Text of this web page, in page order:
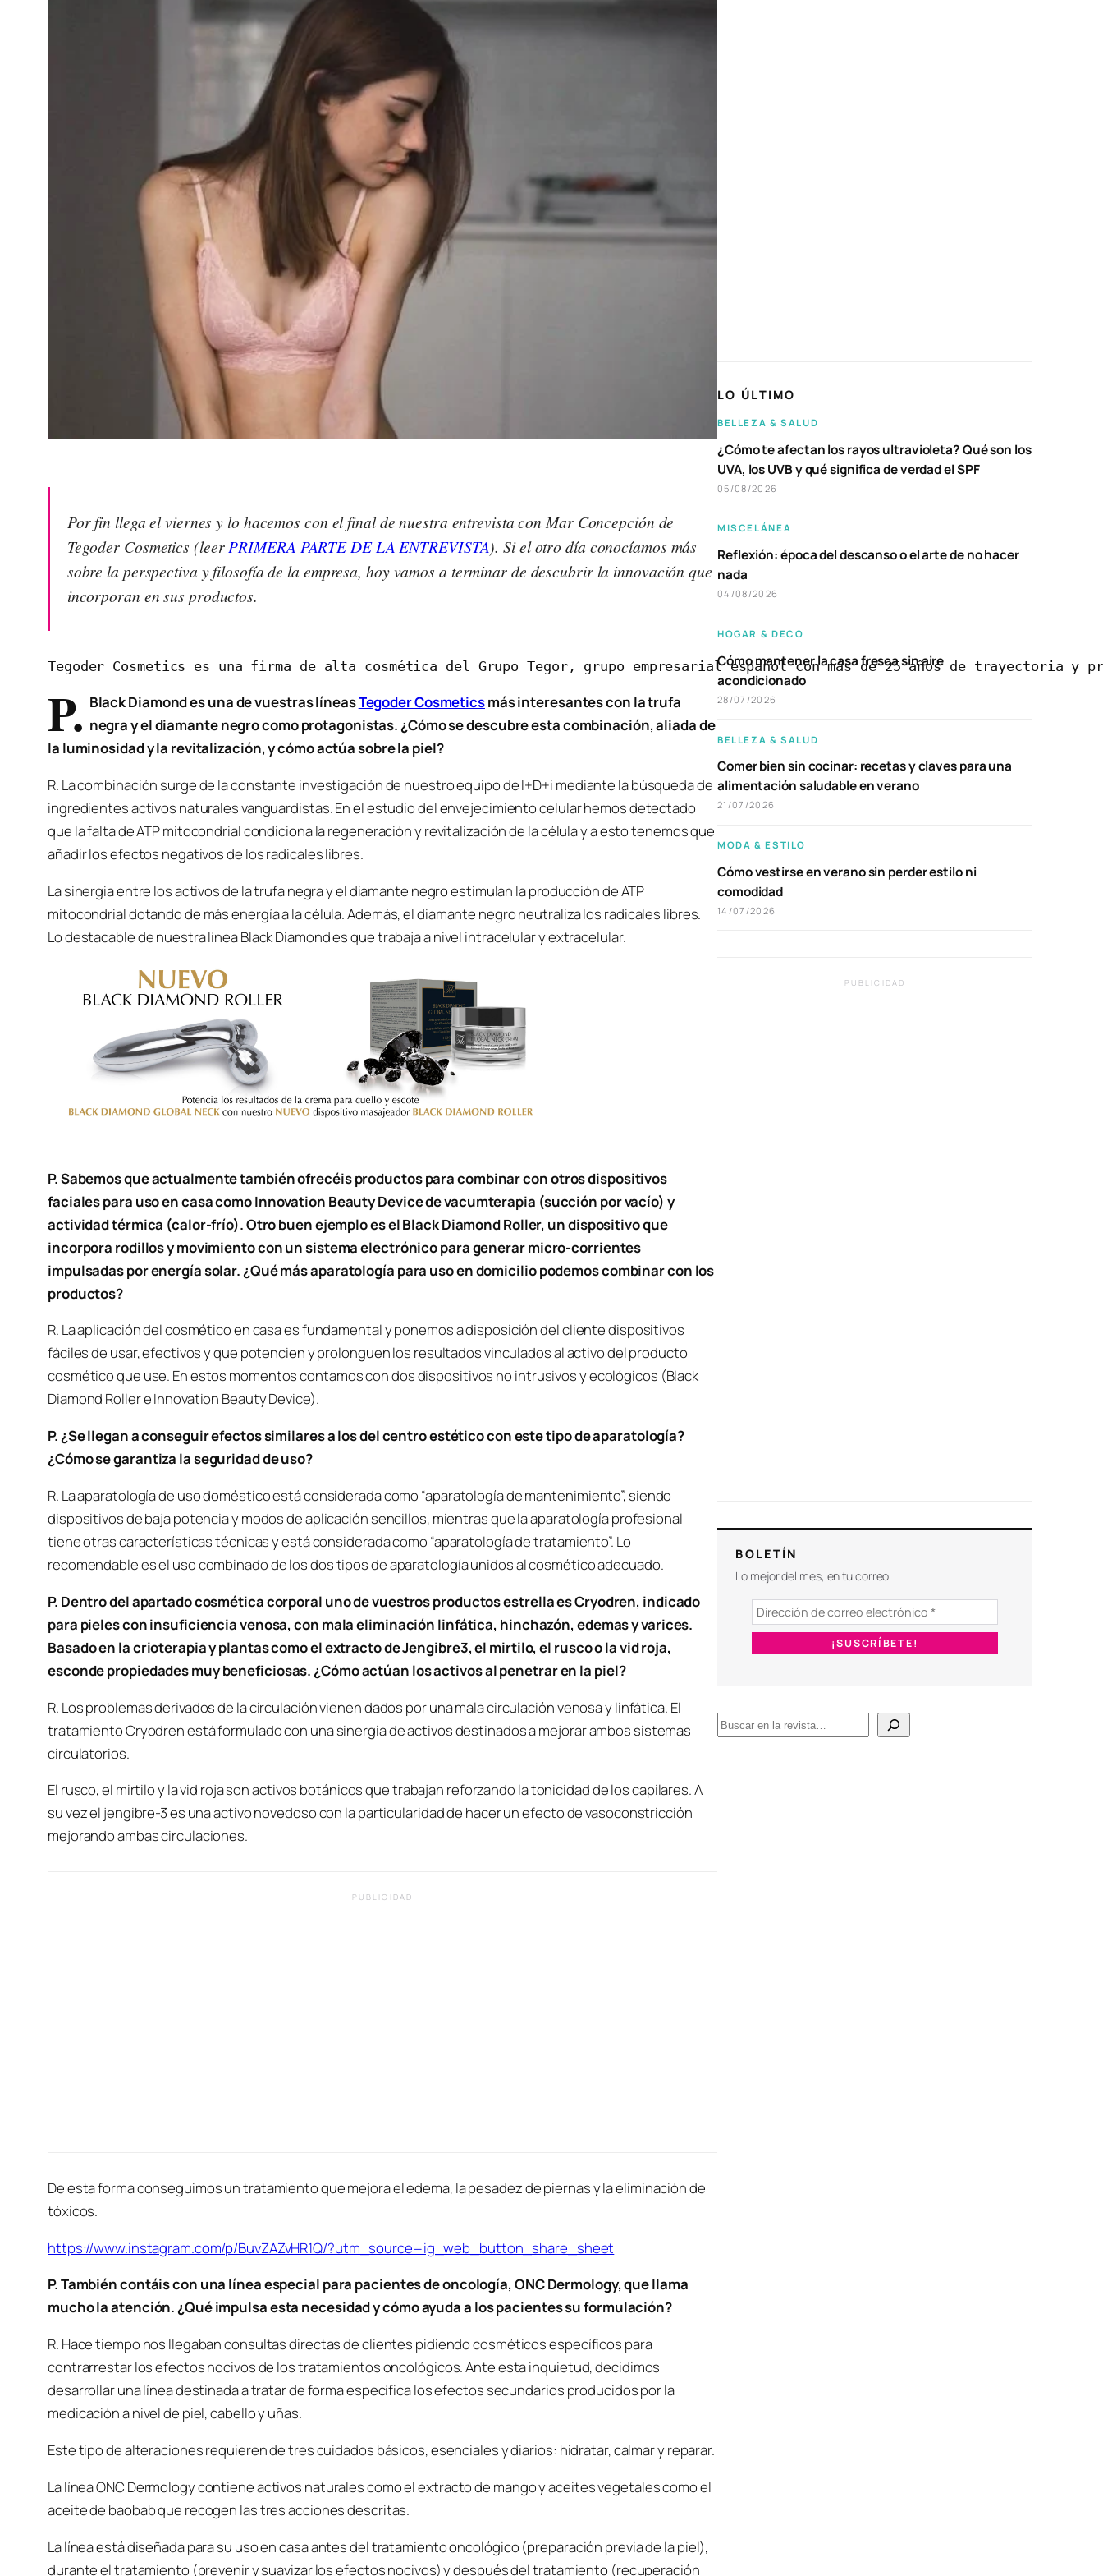
Por fin llega el viernes y lo hacemos con el final de nuestra entrevista con Mar Concepción de
Tegoder Cosmetics (leerPRIMERA PARTE DE LA ENTREVISTA). Si el otro día conocíamos más
sobre la perspectiva y filosofía de la empresa, hoy vamos a terminar de descubrir la innovación que
incorporan en sus productos.
Tegoder Cosmetics es una firma de alta cosmética del Grupo Tegor, grupo empresarial español con más de 25 años de
P. Black Diamond es una de vuestras líneasTegoder Cosmeticsmás interesantes con la trufa
negra y el diamante negro como protagonistas. ¿Cómo se descubre esta combinación, aliada de
la luminosidad y la revitalización, y cómo actúa sobre la piel?
R. La combinación surge de la constante investigación de nuestro equipo de I+D+i mediante la búsqueda de
ingredientes activos naturales vanguardistas. En el estudio del envejecimiento celular hemos detectado
que la falta de ATP mitocondrial condiciona la regeneración y revitalización de la célula y a esto tenemos que
añadir los efectos negativos de los radicales libres.
La sinergia entre los activos de la trufa negra y el diamante negro estimulan la producción de ATP
mitocondrial dotando de más energía a la célula. Además, el diamante negro neutraliza los radicales libres.
Lo destacable de nuestra línea Black Diamond es que trabaja a nivel intracelular y extracelular.
P. Sabemos que actualmente también ofrecéis productos para combinar con otros dispositivos
faciales para uso en casa como Innovation Beauty Device de vacumterapia (succión por vacío) y
actividad térmica (calor-frío). Otro buen ejemplo es el Black Diamond Roller, un dispositivo que
incorpora rodillos y movimiento con un sistema electrónico para generar micro-corrientes
impulsadas por energía solar. ¿Qué más aparatología para uso en domicilio podemos combinar con los
productos?
R. La aplicación del cosmético en casa es fundamental y ponemos a disposición del cliente dispositivos
fáciles de usar, efectivos y que potencien y prolonguen los resultados vinculados al activo del producto
cosmético que use. En estos momentos contamos con dos dispositivos no intrusivos y ecológicos (Black
Diamond Roller e Innovation Beauty Device).
P. ¿Se llegan a conseguir efectos similares a los del centro estético con este tipo de aparatología?
¿Cómo se garantiza la seguridad de uso?
R. La aparatología de uso doméstico está considerada como “aparatología de mantenimiento”, siendo
dispositivos de baja potencia y modos de aplicación sencillos, mientras que la aparatología profesional
tiene otras características técnicas y está considerada como “aparatología de tratamiento”. Lo
recomendable es el uso combinado de los dos tipos de aparatología unidos al cosmético adecuado.
P. Dentro del apartado cosmética corporal uno de vuestros productos estrella es Cryodren, indicado
para pieles con insuficiencia venosa, con mala eliminación linfática, hinchazón, edemas y varices.
Basado en la crioterapia y plantas como el extracto de Jengibre3, el mirtilo, el rusco o la vid roja,
esconde propiedades muy beneficiosas. ¿Cómo actúan los activos al penetrar en la piel?
R. Los problemas derivados de la circulación vienen dados por una mala circulación venosa y linfática. El
tratamiento Cryodren está formulado con una sinergia de activos destinados a mejorar ambos sistemas
circulatorios.
El rusco, el mirtilo y la vid roja son activos botánicos que trabajan reforzando la tonicidad de los capilares. A
su vez el jengibre-3 es una activo novedoso con la particularidad de hacer un efecto de vasoconstricción
mejorando ambas circulaciones.
PUBLICIDAD
De esta forma conseguimos un tratamiento que mejora el edema, la pesadez de piernas y la eliminación de
tóxicos.
https://www.instagram.com/p/BuvZAZvHR1Q/?utm_source=ig_web_button_share_sheet
P. También contáis con una línea especial para pacientes de oncología, ONC Dermology, que llama
mucho la atención. ¿Qué impulsa esta necesidad y cómo ayuda a los pacientes su formulación?
R. Hace tiempo nos llegaban consultas directas de clientes pidiendo cosméticos específicos para
contrarrestar los efectos nocivos de los tratamientos oncológicos. Ante esta inquietud, decidimos
desarrollar una línea destinada a tratar de forma específica los efectos secundarios producidos por la
medicación a nivel de piel, cabello y uñas.
Este tipo de alteraciones requieren de tres cuidados básicos, esenciales y diarios: hidratar, calmar y reparar.
La línea ONC Dermology contiene activos naturales como el extracto de mango y aceites vegetales como el
aceite de baobab que recogen las tres acciones descritas.
La línea está diseñada para su uso en casa antes del tratamiento oncológico (preparación previa de la piel),
durante el tratamiento (prevenir y suavizar los efectos nocivos) y después del tratamiento (recuperación
LO ÚLTIMO
BELLEZA & SALUD
¿Cómo te afectan los rayos ultravioleta? Qué son los
UVA, los UVB y qué significa de verdad el SPF
05/08/2026
MISCELÁNEA
Reflexión: época del descanso o el arte de no hacer
nada
04/08/2026
HOGAR & DECO
Cómo mantener la casa fresca sin aire
acondicionado
28/07/2026
BELLEZA & SALUD
Comer bien sin cocinar: recetas y claves para una
alimentación saludable en verano
21/07/2026
MODA & ESTILO
Cómo vestirse en verano sin perder estilo ni
comodidad
14/07/2026
PUBLICIDAD
BOLETÍN
Lo mejor del mes, en tu correo.
B